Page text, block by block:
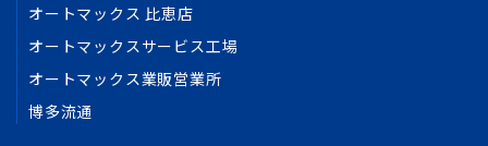
オートマックス 比恵店
オートマックスサービス工場
オートマックス業販営業所
博多流通